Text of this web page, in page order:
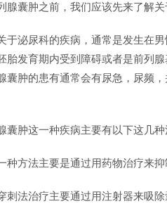
腺囊肿之前，我们应该先来了解关
于泌尿科的疾病，通常是发生在
胎发育期内受到障碍或者是前列
囊肿的患有通常会有尿急，尿频
囊肿这一种疾病主要有以下这几种
种方法主要是通过用药物治疗来抑
刺法治疗主要通过用注射器来吸除